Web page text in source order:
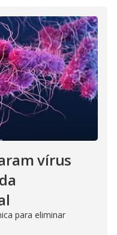
vírus
para eliminar